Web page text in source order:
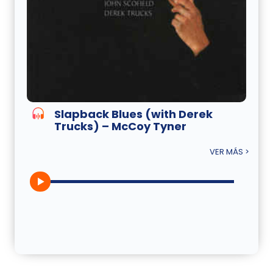
Slapback Blues (with Derek
Trucks) – McCoy Tyner
VER MÁS >